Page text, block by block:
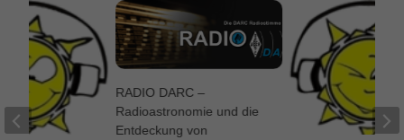
RADIO DARC –
Radioastronomie und die
Entdeckung von